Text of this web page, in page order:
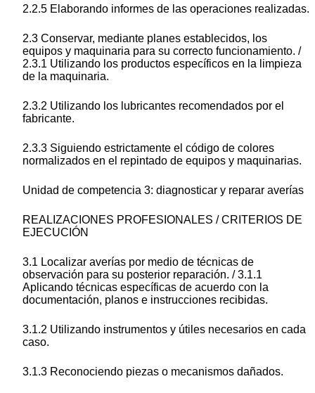
2.2.5 Elaborando informes de las operaciones realizadas.
2.3 Conservar, mediante planes establecidos, los
equipos y maquinaria para su correcto funcionamiento. /
2.3.1 Utilizando los productos específicos en la limpieza
de la maquinaria.
2.3.2 Utilizando los lubricantes recomendados por el
fabricante.
2.3.3 Siguiendo estrictamente el código de colores
normalizados en el repintado de equipos y maquinarias.
Unidad de competencia 3: diagnosticar y reparar averías
REALIZACIONES PROFESIONALES / CRITERIOS DE
EJECUCIÓN
3.1 Localizar averías por medio de técnicas de
observación para su posterior reparación. / 3.1.1
Aplicando técnicas específicas de acuerdo con la
documentación, planos e instrucciones recibidas.
3.1.2 Utilizando instrumentos y útiles necesarios en cada
caso.
3.1.3 Reconociendo piezas o mecanismos dañados.